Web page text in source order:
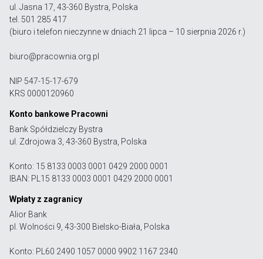
ul. Jasna 17, 43-360 Bystra, Polska
tel. 501 285 417
(biuro i telefon nieczynne w dniach 21 lipca – 10 sierpnia 2026 r.)
biuro@pracownia.org.pl
NIP 547-15-17-679
KRS 0000120960
Konto bankowe Pracowni
Bank Spółdzielczy Bystra
ul. Zdrojowa 3, 43-360 Bystra, Polska
Konto: 15 8133 0003 0001 0429 2000 0001
IBAN: PL15 8133 0003 0001 0429 2000 0001
Wpłaty z zagranicy
Alior Bank
pl. Wolności 9, 43-300 Bielsko-Biała, Polska
Konto: PL60 2490 1057 0000 9902 1167 2340